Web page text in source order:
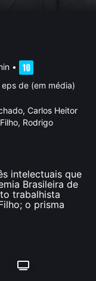
•
de (em média)
Carlos Heitor
Rodrigo
intelectuais que
Brasileira de
trabalhista
o prisma